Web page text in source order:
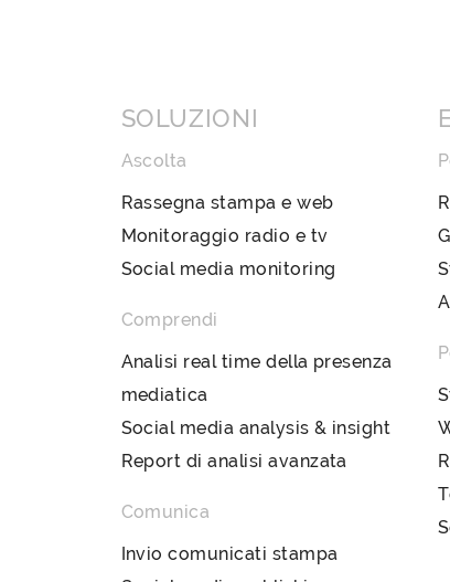
SOLUZIONI
Ascolta
Rassegna stampa e web
Monitoraggio radio e tv
Social media monitoring
Comprendi
Analisi real time della presenza
mediatica
Social media analysis & insight
Report di analisi avanzata
Comunica
Invio comunicati stampa